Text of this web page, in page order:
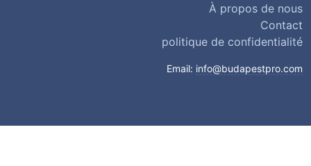
À propos de nous
Contact
politique de confidentialité
Email: info@budapestpro.com